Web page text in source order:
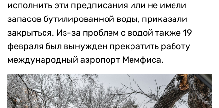
исполнить эти предписания или не имели
запасов бутилированной воды, приказали
закрыться. Из-за проблем с водой также 19
февраля был вынужден прекратить работу
международный аэропорт Мемфиса.